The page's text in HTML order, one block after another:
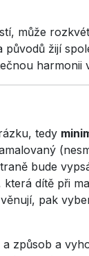
může
původů žijí
harmonii
tedy
bude
dítě při
pak
způsob a